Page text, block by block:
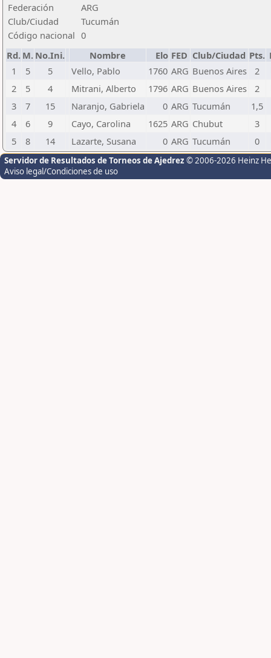
Federación
ARG
Club/Ciudad
Tucumán
Código nacional 0
Rd. M. No.Ini. Nombre Elo FED Club/Ciudad Pts.
1
5 5 Vello, Pablo 1760 ARG Buenos Aires
2
2
5 4 Mitrani, Alberto 1796 ARG Buenos Aires
2
3
7 15 Naranjo, Gabriela 0 ARG Tucumán
1,5
4
6 9 Cayo, Carolina 1625 ARG Chubut
3
5
8 14 Lazarte, Susana 0 ARG Tucumán 0
Servidor de Resultados de Torneos de Ajedrez © 2006-2026 Heinz
Aviso legal/Condiciones de uso